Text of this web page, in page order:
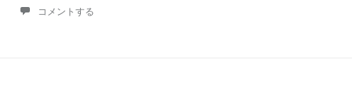
コメントする